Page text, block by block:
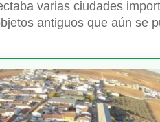
varias ciudades
antiguos que aún se